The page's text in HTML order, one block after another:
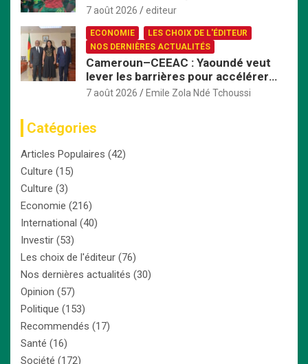
Nigeria en quart de finale
7 août 2026 editeur
ECONOMIE
LES CHOIX DE L'ÉDITEUR
NOS DERNIÈRES ACTUALITÉS
Cameroun–CEEAC : Yaoundé veut
lever les barrières pour accélérer
l’intégration économique
7 août 2026 Emile Zola Ndé Tchoussi
Catégories
Articles Populaires (42)
Culture (15)
Culture (3)
Economie (216)
International (40)
Investir (53)
Les choix de l'éditeur (76)
Nos dernières actualités (30)
Opinion (57)
Politique (153)
Recommendés (17)
Santé (16)
Société (172)